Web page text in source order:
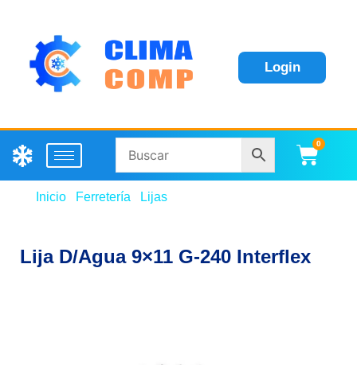
Login
0
Inicio Ferretería Lijas
Lija D/Agua 9×11 G-240 Interflex